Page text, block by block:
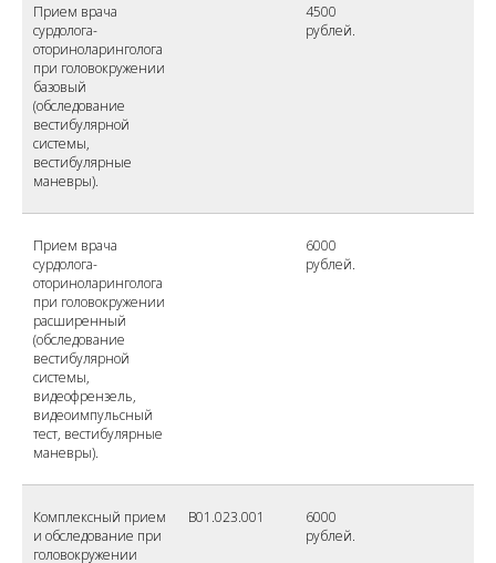
Прием врача
сурдолога-
оториноларинголога
при головокружении
базовый
(обследование
вестибулярной
системы,
вестибулярные
маневры).
4500
рублей.
Прием врача
сурдолога-
оториноларинголога
при головокружении
расширенный
(обследование
вестибулярной
системы,
видеофрензель,
видеоимпульсный
тест, вестибулярные
маневры).
6000
рублей.
Комплексный прием
и обследование при
головокружении
B01.023.001
6000
рублей.